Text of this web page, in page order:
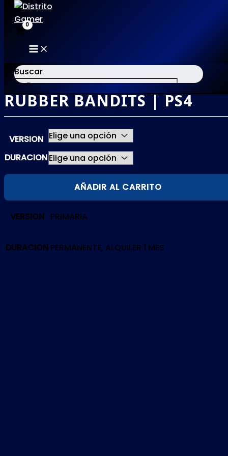
al
contenido
MAIN
MENU
Buscar
×
RUBBER BANDITS | PS4
VERSION
DURACION
RUBBER
PS4
AÑADIR AL CARRITO
VERSION PRIMARIA
DURACION PERMANENTE, ALQUILER 1 MES